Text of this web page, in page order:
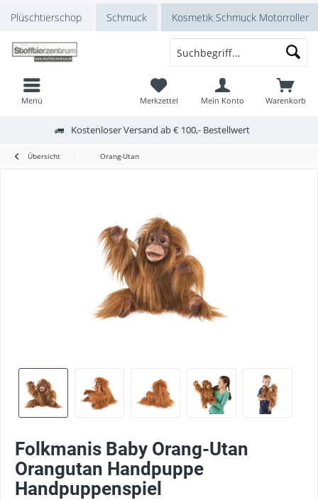
Plüschtierschop Schmuck Kosmetik Schmuck Motorroller
Menü Warenkorb
Merkzettel Mein Konto
Kostenloser Versand ab € 100,- Bestellwert
Übersicht Orang-Utan
Folkmanis Baby Orang-Utan
Orangutan Handpuppe
Handpuppenspiel